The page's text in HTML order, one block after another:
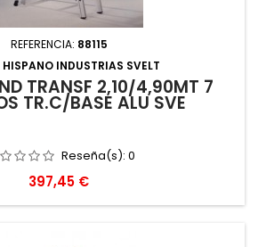
REFERENCIA: 88115
HISPANO INDUSTRIAS SVELT
TRANSF 2,10/4,90MT 7
TR.C/BASE ALU SVE
Reseña(s): 0
Precio
397,45 €